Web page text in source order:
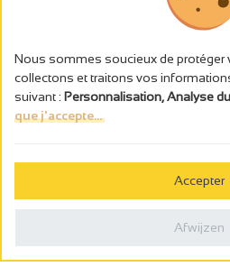
L’abus d’alcool est dangereux pour
Politique de confidentialité
Nous sommes soucieux de protéger
collectons et traitons vos
suivant : Personnalisation, Analyse
que j'accepte...
Accepter
Afwijzen